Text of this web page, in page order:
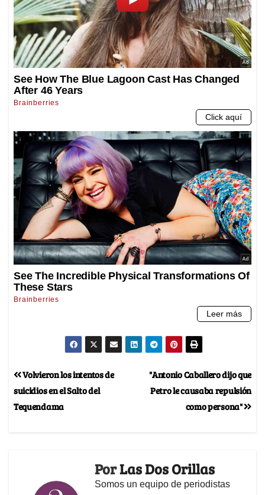
"Antonio Caballero dijo que
Petro le causaba repulsión
como persona"
Volvieron los intentos de
suicidios en el Salto del
Tequendama
PorLas Dos Orillas
Somos un equipo de periodistas